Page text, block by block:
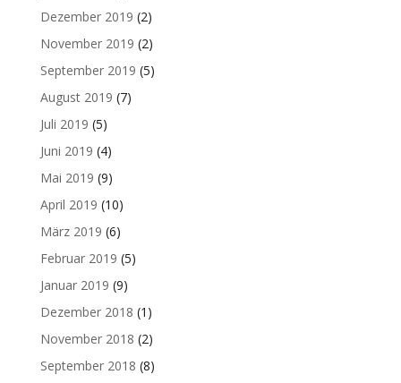
Dezember 2019 (2)
November 2019 (2)
September 2019 (5)
August 2019 (7)
Juli 2019 (5)
Juni 2019 (4)
Mai 2019 (9)
April 2019 (10)
März 2019 (6)
Februar 2019 (5)
Januar 2019 (9)
Dezember 2018 (1)
November 2018 (2)
September 2018 (8)